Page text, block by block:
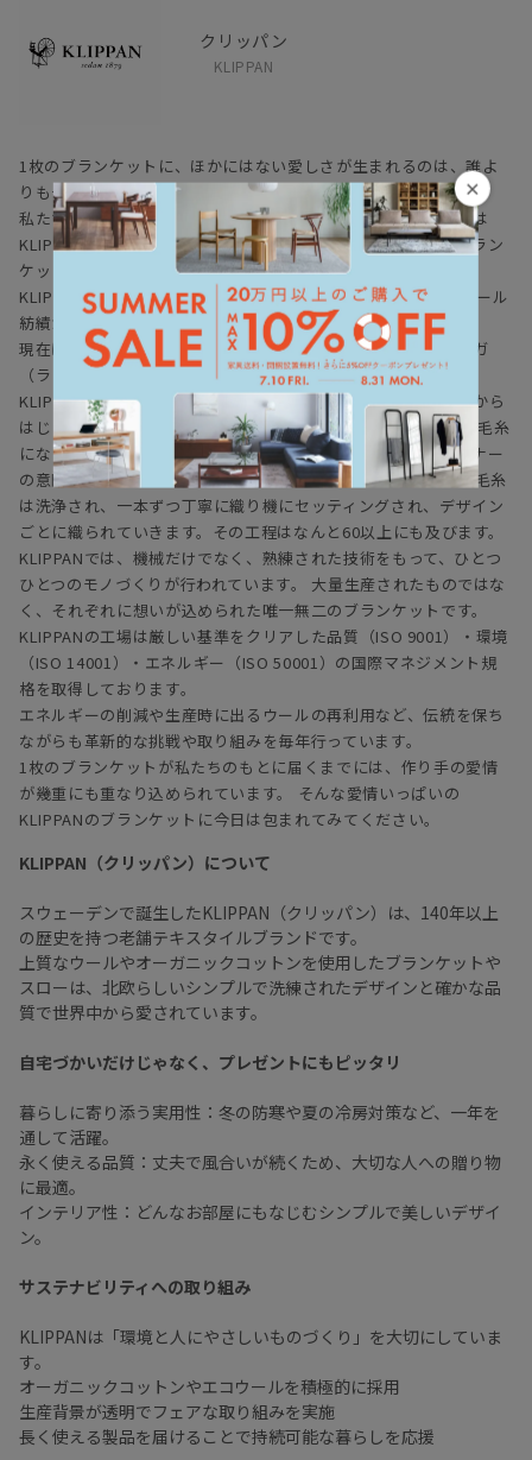
×
クリッパン
KLIPPAN
1枚のブランケットに、ほかにはない愛しさが生まれるのは、誰よ
りも一番あなたの近くで、あなたを包み込むモノだから。
私たちの暮らしを幸せに、豊かにするKLIPPANのブランケットは
KLIPPAN自社工場で原毛から糸を紡ぐことから始まり、最終ブラン
ケットが出来上がるまで一貫して生産されています。
KLIPPAN社の歴史は1879年、スウェーデン南部の小さな町のウール
紡績から始まりました。
現在はブランケットやスローなどの最終製品までを一貫してリガ
（ラトビア）の自社工場で生産しています。
KLIPPANのブランケットづくりは原毛を調達し、糸を紡ぐことから
はじまります。 紡がれた1本の糸（単糸）は2本を撚り合わせて毛糸
になります。この毛糸をKLIPPANのカラーマイスターがデザイナー
の意図を汲み調合する絶妙なカラーで染色します。 染色された毛糸
は洗浄され、一本ずつ丁寧に織り機にセッティングされ、デザイン
ごとに織られていきます。その工程はなんと60以上にも及びます。
KLIPPANでは、機械だけでなく、熟練された技術をもって、ひとつ
ひとつのモノづくりが行われています。 大量生産されたものではな
く、それぞれに想いが込められた唯一無二のブランケットです。
KLIPPANの工場は厳しい基準をクリアした品質（ISO 9001）・環境
（ISO 14001）・エネルギー（ISO 50001）の国際マネジメント規
格を取得しております。
エネルギーの削減や生産時に出るウールの再利用など、伝統を保ち
ながらも革新的な挑戦や取り組みを毎年行っています。
1枚のブランケットが私たちのもとに届くまでには、作り手の愛情
が幾重にも重なり込められています。 そんな愛情いっぱいの
KLIPPANのブランケットに今日は包まれてみてください。
KLIPPAN（クリッパン）について
スウェーデンで誕生したKLIPPAN（クリッパン）は、140年以上
の歴史を持つ老舗テキスタイルブランドです。
上質なウールやオーガニックコットンを使用したブランケットや
スローは、北欧らしいシンプルで洗練されたデザインと確かな品
質で世界中から愛されています。
自宅づかいだけじゃなく、プレゼントにもピッタリ
暮らしに寄り添う実用性：冬の防寒や夏の冷房対策など、一年を
通して活躍。
永く使える品質：丈夫で風合いが続くため、大切な人への贈り物
に最適。
インテリア性：どんなお部屋にもなじむシンプルで美しいデザイ
ン。
サステナビリティへの取り組み
KLIPPANは「環境と人にやさしいものづくり」を大切にしていま
す。
オーガニックコットンやエコウールを積極的に採用
生産背景が透明でフェアな取り組みを実施
長く使える製品を届けることで持続可能な暮らしを応援